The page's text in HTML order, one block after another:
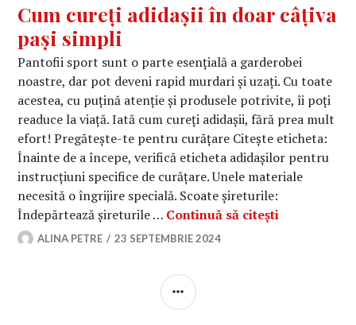
Cum cureți adidașii în doar câțiva
pași simpli
Pantofii sport sunt o parte esențială a garderobei
noastre, dar pot deveni rapid murdari și uzați. Cu toate
acestea, cu puțină atenție și produsele potrivite, îi poți
readuce la viață. Iată cum cureți adidașii, fără prea mult
efort! Pregătește-te pentru curățare Citește eticheta:
Înainte de a începe, verifică eticheta adidașilor pentru
instrucțiuni specifice de curățare. Unele materiale
necesită o îngrijire specială. Scoate șireturile:
Îndepărtează șireturile … Continuă să citești
ALINA PETRE 23 SEPTEMBRIE 2024
BARĂ